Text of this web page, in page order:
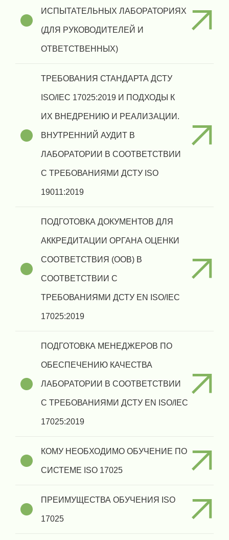
ИСПЫТАТЕЛЬНЫХ ЛАБОРАТОРИЯХ
(ДЛЯ РУКОВОДИТЕЛЕЙ И
ОТВЕТСТВЕННЫХ)
ТРЕБОВАНИЯ СТАНДАРТА ДСТУ
ISO/IEC 17025:2019 И ПОДХОДЫ К
ИХ ВНЕДРЕНИЮ И РЕАЛИЗАЦИИ.
ВНУТРЕННИЙ АУДИТ В
ЛАБОРАТОРИИ В СООТВЕТСТВИИ
С ТРЕБОВАНИЯМИ ДСТУ ISO
19011:2019
ПОДГОТОВКА ДОКУМЕНТОВ ДЛЯ
АККРЕДИТАЦИИ ОРГАНА ОЦЕНКИ
СООТВЕТСТВИЯ (ООВ) В
СООТВЕТСТВИИ С
ТРЕБОВАНИЯМИ ДСТУ EN ISO/IEC
17025:2019
ПОДГОТОВКА МЕНЕДЖЕРОВ ПО
ОБЕСПЕЧЕНИЮ КАЧЕСТВА
ЛАБОРАТОРИИ В СООТВЕТСТВИИ
С ТРЕБОВАНИЯМИ ДСТУ EN ISO/IEC
17025:2019
КОМУ НЕОБХОДИМО ОБУЧЕНИЕ ПО
СИСТЕМЕ ISO 17025
ПРЕИМУЩЕСТВА ОБУЧЕНИЯ ISO
17025